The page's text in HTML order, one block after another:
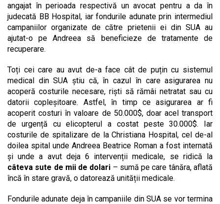
angajat în perioada respectivă un avocat pentru a da în
judecată BB Hospital, iar fondurile adunate prin intermediul
campaniilor organizate de către prietenii ei din SUA au
ajutat-o pe Andreea să beneficieze de tratamente de
recuperare.
Toți cei care au avut de-a face cât de puțin cu sistemul
medical din SUA știu că, în cazul în care asigurarea nu
acoperă costurile necesare, riști să rămâi netratat sau cu
datorii copleșitoare. Astfel, în timp ce asigurarea ar fi
acoperit costuri în valoare de 50.000$, doar acel transport
de urgență cu elicopterul a costat peste 30.000$. Iar
costurile de spitalizare de la Christiana Hospital, cel de-al
doilea spital unde Andreea Beatrice Roman a fost internată
și unde a avut deja 6 intervenții medicale, se ridică la
câteva sute de mii de dolari – sumă pe care tânăra, aflată
încă în stare gravă, o datorează unității medicale.
Fondurile adunate deja în campaniile din SUA se vor termina